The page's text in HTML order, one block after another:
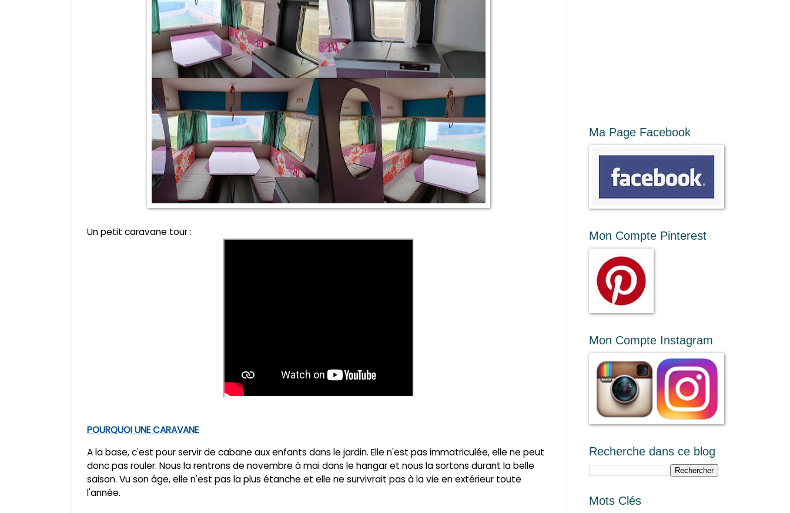
Un petit caravane tour :
POURQUOI UNE CARAVANE
A la base, c'est pour servir de cabane aux enfants dans le jardin. Elle n'est pas immatriculée, elle ne peut
donc pas rouler. Nous la rentrons de novembre à mai dans le hangar et nous la sortons durant la belle
saison. Vu son âge, elle n'est pas la plus étanche et elle ne survivrait pas à la vie en extérieur toute
l'année.
Ma Page Facebook
Mon Compte Pinterest
Mon Compte Instagram
Recherche dans ce blog
Mots Clés